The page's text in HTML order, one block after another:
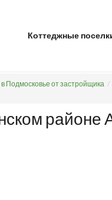
Коттеджные
Подмосковье от застройщика
районе